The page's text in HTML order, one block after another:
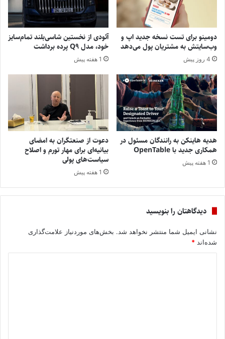
دومینو برای تست نسخه جدید اپ و
وب‌سایتش به مشتریان پول می‌دهد
4 روز پیش
آئودی از نخستین شاسی‌بلند تمام‌سایز
خود، مدل Q9 پرده برداشت
1 هفته پیش
هدیه هاینکن به رانندگان مسئول در
همکاری جدید با OpenTable
1 هفته پیش
دعوت از صنعتگران به امضای
بیانیه‌ای برای مهار تورم و اصلاح
سیاست‌های پولی
1 هفته پیش
دیدگاهتان را بنویسید
نشانی ایمیل شما منتشر نخواهد شد. بخش‌های موردنیاز علامت‌گذاری
شده‌اند *